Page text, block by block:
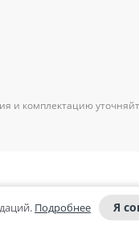
и комплектацию
Подробнее Я